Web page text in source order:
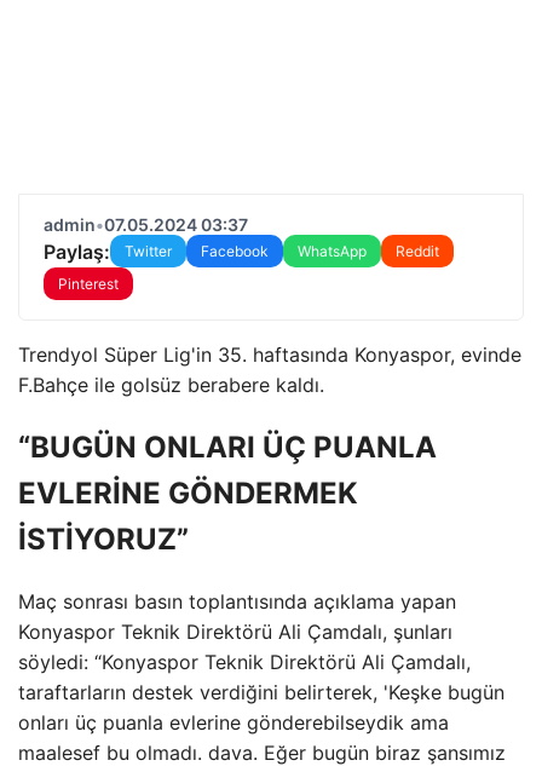
admin•07.05.2024 03:37
Paylaş: Twitter Facebook WhatsApp
Reddit
Pinterest
Trendyol Süper Lig'in 35. haftasında Konyaspor, evinde
F.Bahçe ile golsüz berabere kaldı.
“BUGÜN ONLARI ÜÇ PUANLA
EVLERİNE GÖNDERMEK
İSTİYORUZ”
Maç sonrası basın toplantısında açıklama yapan
Konyaspor Teknik Direktörü Ali Çamdalı, şunları
söyledi: “Konyaspor Teknik Direktörü Ali Çamdalı,
taraftarların destek verdiğini belirterek, 'Keşke bugün
onları üç puanla evlerine gönderebilseydik ama
maalesef bu olmadı. dava. Eğer bugün biraz şansımız